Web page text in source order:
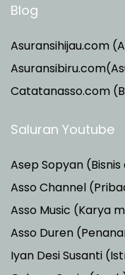
Blog
Asuransihijau.com
Catatanasso.com
Saluran Youtube
Asep Sopyan
Asso Channel
Asso Music (Karya
Asso Duren
Iyan Desi Susanti